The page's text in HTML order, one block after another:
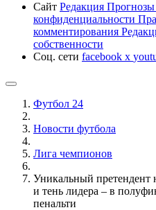
Сайт Редакция Прогнозы
конфиденциальности
комментирования
собственности
Соц. сети facebook x
Футбол 24
Новости футбола
Лига чемпионов
Уникальный
и тень лидера – в
пенальти